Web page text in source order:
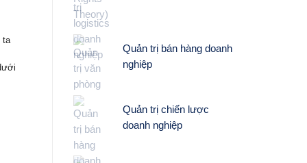
ta
Quản trị bán hàng doanh
nghiệp
Quản trị chiến lược
doanh nghiệp